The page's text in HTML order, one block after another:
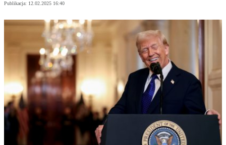
Publikacja: 12.02.2025 16:40